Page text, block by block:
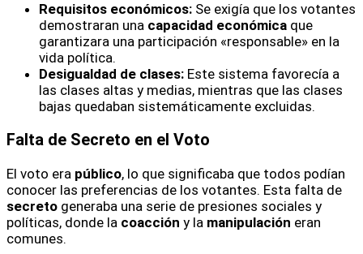
Requisitos económicos: Se exigía que los votantes
demostraran una capacidad económica que
garantizara una participación «responsable» en la
vida política.
Desigualdad de clases: Este sistema favorecía a
las clases altas y medias, mientras que las clases
bajas quedaban sistemáticamente excluidas.
Falta de Secreto en el Voto
El voto era público, lo que significaba que todos podían
conocer las preferencias de los votantes. Esta falta de
secreto generaba una serie de presiones sociales y
políticas, donde la coacción y la manipulación eran
comunes.